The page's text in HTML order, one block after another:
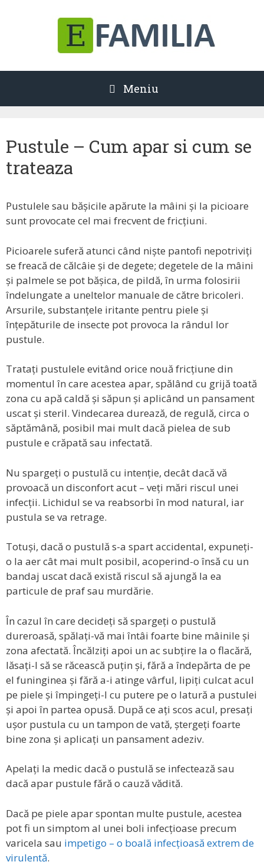
Meniu
Pustule – Cum apar si cum se
trateaza
Pustulele sau bășicile apărute la mâini și la picioare
sunt provocate cel mai frecvent de fricțiuni.
Picioarele suferă atunci când niște pantofi nepotriviți
se freacă de călcâie și de degete; degetele de la mâini
și palmele se pot bășica, de pildă, în urma folosirii
îndelungate a uneltelor manuale de către bricoleri.
Arsurile, substanțele iritante pentru piele și
înțepăturile de insecte pot provoca la rândul lor
pustule.
Tratați pustulele evitând orice nouă fricțiune din
momentul în care acestea apar, spălând cu grijă toată
zona cu apă caldă și săpun și aplicând un pansament
uscat și steril. Vindecarea durează, de regulă, circa o
săptămână, posibil mai mult dacă pielea de sub
pustule e crăpată sau infectată.
Nu spargeți o pustulă cu intenție, decât dacă vă
provoacă un disconfort acut – veți mări riscul unei
infecții. Lichidul se va reabsorbi în mod natural, iar
pustula se va retrage.
Totuși, dacă o pustulă s-a spart accidental, expuneți-
o la aer cât mai mult posibil, acoperind-o însă cu un
bandaj uscat dacă există riscul să ajungă la ea
particule de praf sau murdărie.
În cazul în care decideți să spargeți o pustulă
dureroasă, spălați-vă mai întâi foarte bine mâinile și
zona afectată. Încălziți apoi un ac subțire la o flacără,
lăsați-l să se răcească puțin și, fără a îndepărta de pe
el funinginea și fără a-i atinge vârful, lipiți culcat acul
pe piele și împingeți-l cu putere pe o latură a pustulei
și apoi în partea opusă. După ce ați scos acul, presați
ușor pustula cu un tampon de vată, ștergeți foarte
bine zona și aplicați un pansament adeziv.
Apelați la medic dacă o pustulă se infectează sau
dacă apar pustule fără o cauză vădită.
Dacă pe piele apar spontan multe pustule, acestea
pot fi un simptom al unei boli infecțioase precum
varicela sau impetigo – o boală infecțioasă extrem de
virulentă.